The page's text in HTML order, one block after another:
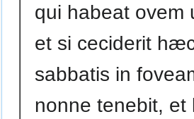
qui habeat ovem
et si ceciderit
sabbatis in
nonne tenebit, et